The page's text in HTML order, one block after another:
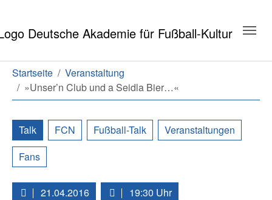
Sie sind hier:
Startseite
Veranstaltung
»Unser’n Club und a Seidla Bier…«
Talk FCN Fußball-Talk
Veranstaltungen
Fans
21.04.2016
19:30 Uhr